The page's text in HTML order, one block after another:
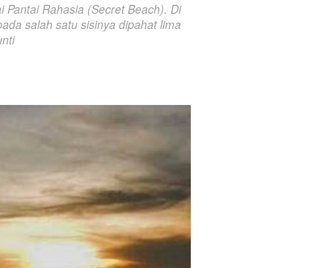
Rahasia (Secret Beach). Di
salah satu sisinya dipahat lima